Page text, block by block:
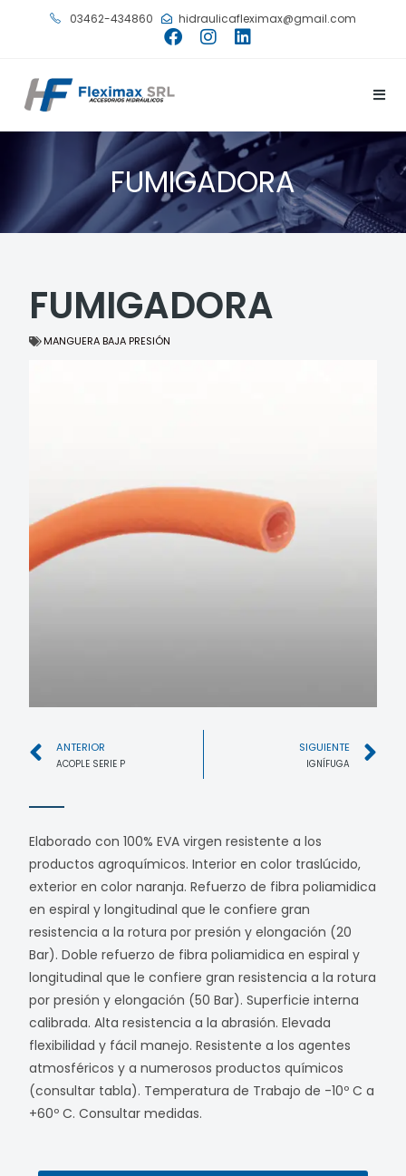
03462-434860 hidraulicafleximax@gmail.com
FUMIGADORA
FUMIGADORA
MANGUERA BAJA PRESIÓN
ANTERIOR
ACOPLE SERIE P
SIGUIENTE
IGNÍFUGA
Elaborado con 100% EVA virgen resistente a los
productos agroquímicos. Interior en color traslúcido,
exterior en color naranja. Refuerzo de fibra poliamidica
en espiral y longitudinal que le confiere gran
resistencia a la rotura por presión y elongación (20
Bar). Doble refuerzo de fibra poliamidica en espiral y
longitudinal que le confiere gran resistencia a la rotura
por presión y elongación (50 Bar). Superficie interna
calibrada. Alta resistencia a la abrasión. Elevada
flexibilidad y fácil manejo. Resistente a los agentes
atmosféricos y a numerosos productos químicos
(consultar tabla). Temperatura de Trabajo de -10º C a
+60º C. Consultar medidas.